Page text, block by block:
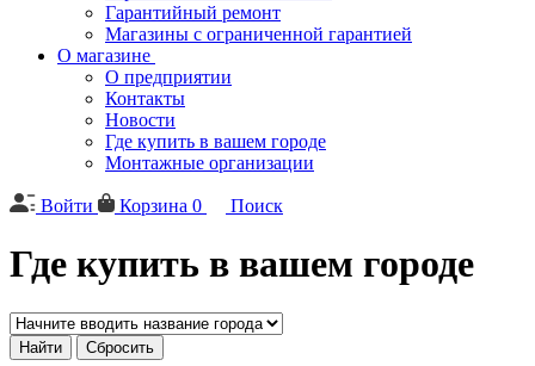
Гарантийный ремонт
Магазины с ограниченной гарантией
О магазине
О предприятии
Контакты
Новости
Где купить в вашем городе
Монтажные организации
Войти Корзина 0 Поиск
Где купить в вашем городе